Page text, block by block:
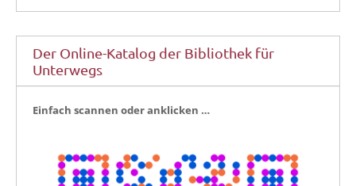
Der Online-Katalog der Bibliothek für
Unterwegs
Ein­fach scan­nen oder anklicken …